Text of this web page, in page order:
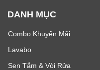
DANH MỤC
Combo Khuyến Mãi
Lavabo
Sen Tắm & Vòi Rửa